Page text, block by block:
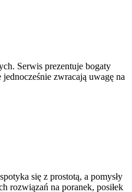
Serwis prezentuje bogaty
zwracają uwagę na
się z prostotą, a pomysły
rozwiązań na poranek, posiłek